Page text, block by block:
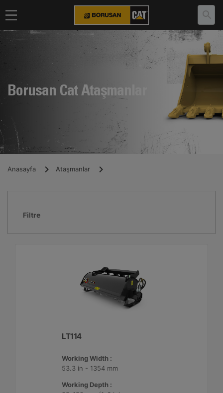
Borusan Cat Ataşmanlar
Anasayfa Ataşmanlar
Filtre
LT114
Working Width :
53.3 in - 1354 mm
Working Depth :